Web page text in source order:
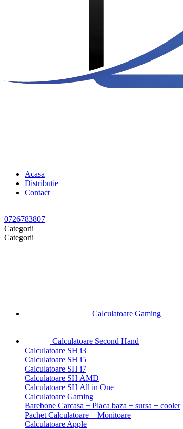
Acasa
Distributie
Contact
0726783807
Categorii
Categorii
Calculatoare Gaming
Calculatoare Second Hand
Calculatoare SH i3
Calculatoare SH i5
Calculatoare SH i7
Calculatoare SH AMD
Calculatoare SH All in One
Calculatoare Gaming
Barebone Carcasa + Placa baza + sursa + cooler
Pachet Calculatoare + Monitoare
Calculatoare Apple